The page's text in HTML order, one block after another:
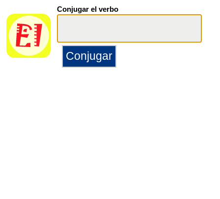
Conjugar el verbo